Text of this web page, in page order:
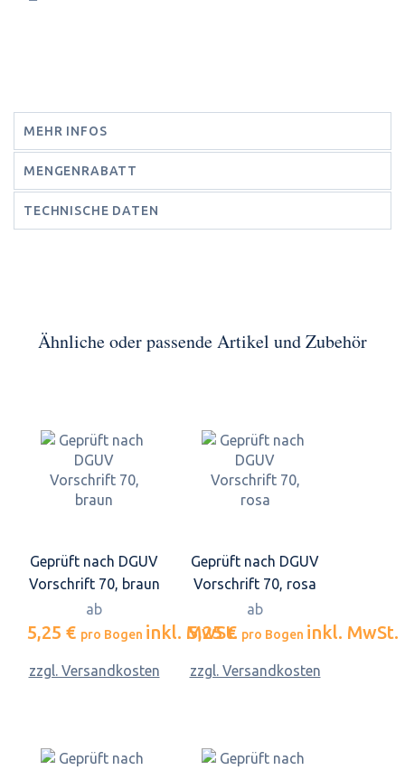
MEHR INFOS
MENGENRABATT
TECHNISCHE DATEN
Ähnliche oder passende Artikel und Zubehör
Geprüft nach DGUV
Vorschrift 70, braun
ab
5,25 € pro Bogen inkl. MwSt.
zzgl. Versandkosten
Geprüft nach DGUV
Vorschrift 70, rosa
ab
5,25 € pro Bogen inkl. MwSt.
zzgl. Versandkosten